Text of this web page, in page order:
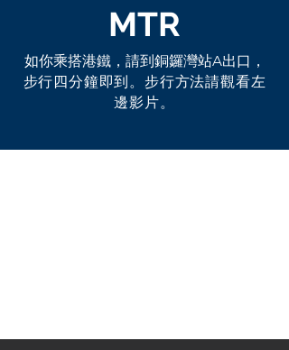
​MTR
如你乘搭港鐵，請到銅鑼灣站A出口，
步行四分鐘即到。步行方法請觀看左
邊影片。